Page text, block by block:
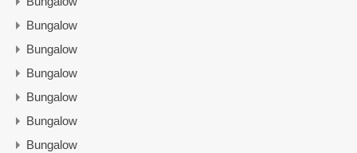
Bungalow
Bungalow
Bungalow
Bungalow
Bungalow
Bungalow